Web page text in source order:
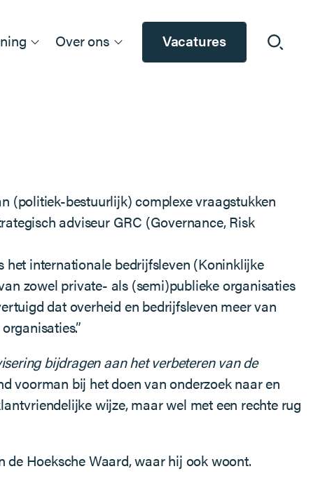
Over ons Vacatures
(politiek-bestuurlijk) complexe vraagstukken
adviseur GRC (Governance, Risk
het internationale bedrijfsleven (Koninklijke
zowel private- als (semi)publieke organisaties
dat overheid en bedrijfsleven meer van
bijdragen aan het verbeteren van de
voorman bij het doen van onderzoek naar en
wijze, maar wel met een rechte rug
Hoeksche Waard, waar hij ook woont.